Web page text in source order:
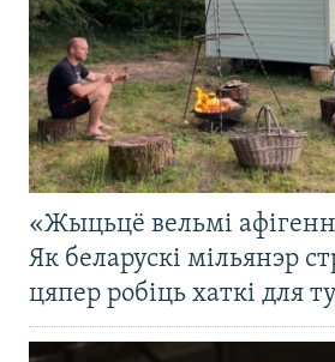
«Жыцьцё вельмі
Як беларускі мільянэр
цяпер робіць хаткі для